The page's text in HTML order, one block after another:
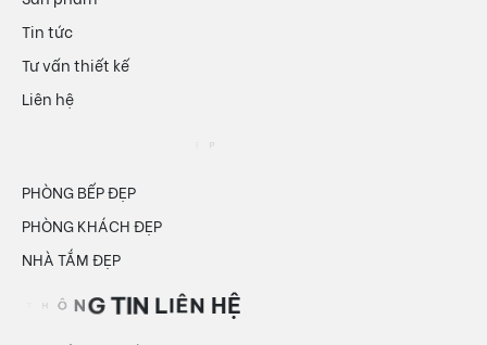
Tin tức
Tư vấn thiết kế
Liên hệ
PHÒNG BẾP ĐẸP
PHÒNG KHÁCH ĐẸP
NHÀ TẮM ĐẸP